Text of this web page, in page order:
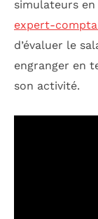
simulateurs
expert-
d’évaluer le
engranger en
son activité.